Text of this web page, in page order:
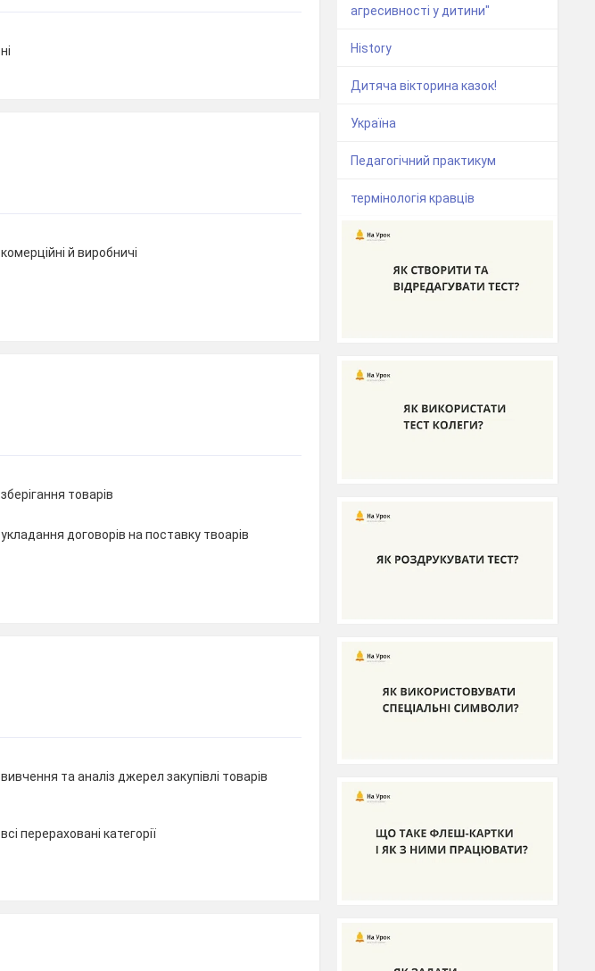
ні
комерційні й виробничі
зберігання товарів
укладання договорів на поставку твоарів
вивчення та аналіз джерел закупівлі товарів
всі перераховані категорії
агресивності у дитини"
History
Дитяча вікторина казок!
Україна
Педагогічний практикум
термінологія кравців